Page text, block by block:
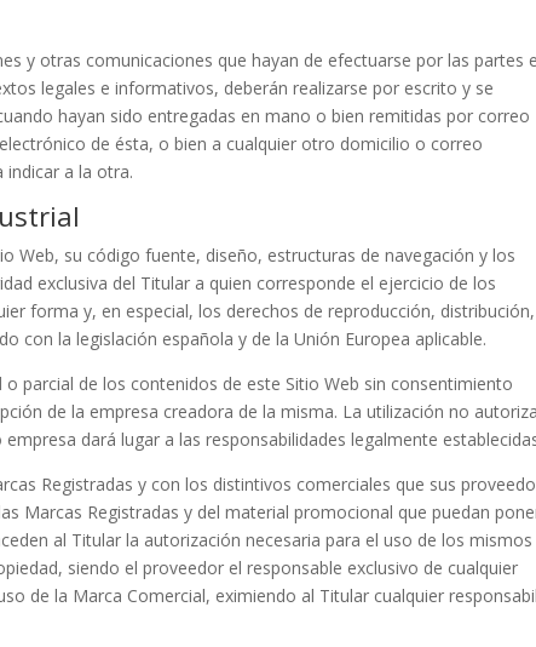
y otras comunicaciones que hayan de efectuarse por las partes
legales e informativos, deberán realizarse por escrito y se
hayan sido entregadas en mano o bien remitidas por correo
de ésta, o bien a cualquier otro domicilio o correo
a la otra.
Web, su código fuente, diseño, estructuras de navegación y los
exclusiva del Titular a quien corresponde el ejercicio de los
forma y, en especial, los derechos de reproducción, distribución,
con la legislación española y de la Unión Europea aplicable.
parcial de los contenidos de este Sitio Web sin consentimiento
de la empresa creadora de la misma. La utilización no
dará lugar a las responsabilidades legalmente
Registradas y con los distintivos comerciales que sus
Marcas Registradas y del material promocional que puedan
al Titular la autorización necesaria para el uso de los mismos
siendo el proveedor el responsable exclusivo de cualquier
de la Marca Comercial, eximiendo al Titular cualquier